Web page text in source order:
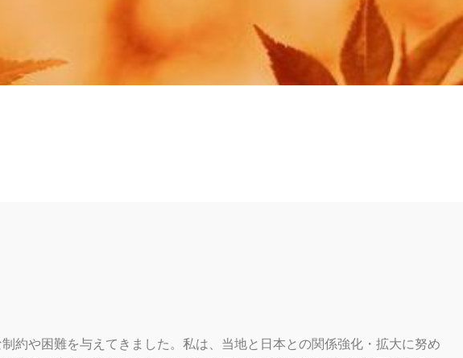
約や困難を与えてきました。私は、当地と日本との関係強化・拡大に努め